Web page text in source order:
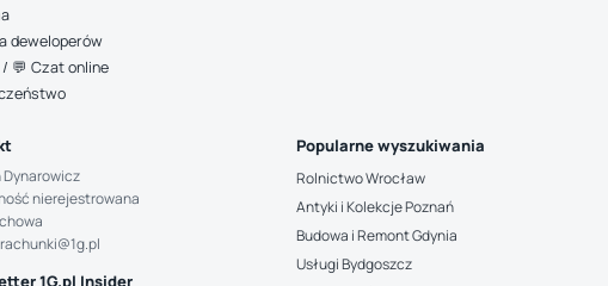
deweloperów
💬 Czat online
Dynarowicz
nierejestrowana
1G.pl Insider
Popularne wyszukiwania
Rolnictwo Wrocław
Antyki i Kolekcje Poznań
Budowa i Remont Gdynia
Usługi Bydgoszcz